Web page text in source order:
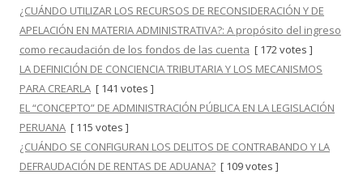
¿CUÁNDO UTILIZAR LOS RECURSOS DE RECONSIDERACIÓN Y DE
APELACIÓN EN MATERIA ADMINISTRATIVA?: A propósito del ingreso
como recaudación de los fondos de las cuenta [ 172 votes ]
LA DEFINICIÓN DE CONCIENCIA TRIBUTARIA Y LOS MECANISMOS
PARA CREARLA [ 141 votes ]
EL “CONCEPTO” DE ADMINISTRACIÓN PÚBLICA EN LA LEGISLACIÓN
PERUANA [ 115 votes ]
¿CUÁNDO SE CONFIGURAN LOS DELITOS DE CONTRABANDO Y LA
DEFRAUDACIÓN DE RENTAS DE ADUANA? [ 109 votes ]